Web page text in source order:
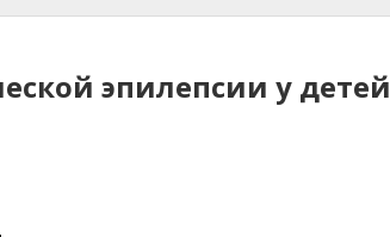
эпилепсии у детей